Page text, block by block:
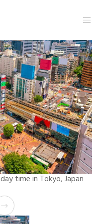
time in Tokyo, Japan